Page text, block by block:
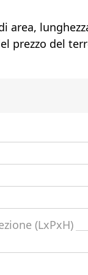
area,
prezzo del
(LxPxH)